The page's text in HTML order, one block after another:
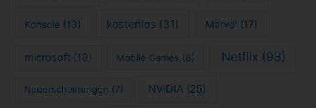
Konsole (13) kostenlos (31) Marvel (17)
microsoft (19) Mobile Games (8) Netflix (93)
Neuerscheinungen (7) NVIDIA (25)